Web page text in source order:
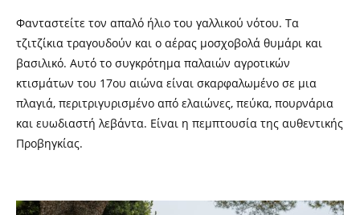
Φανταστείτε τον απαλό ήλιο του γαλλικού νότου. Τα
τζιτζίκια τραγουδούν και ο αέρας μοσχοβολά θυμάρι και
βασιλικό. Αυτό το συγκρότημα παλαιών αγροτικών
κτισμάτων του 17ου αιώνα είναι σκαρφαλωμένο σε μια
πλαγιά, περιτριγυρισμένο από ελαιώνες, πεύκα, πουρνάρια
και ευωδιαστή λεβάντα. Είναι η πεμπτουσία της αυθεντικής
Προβηγκίας.